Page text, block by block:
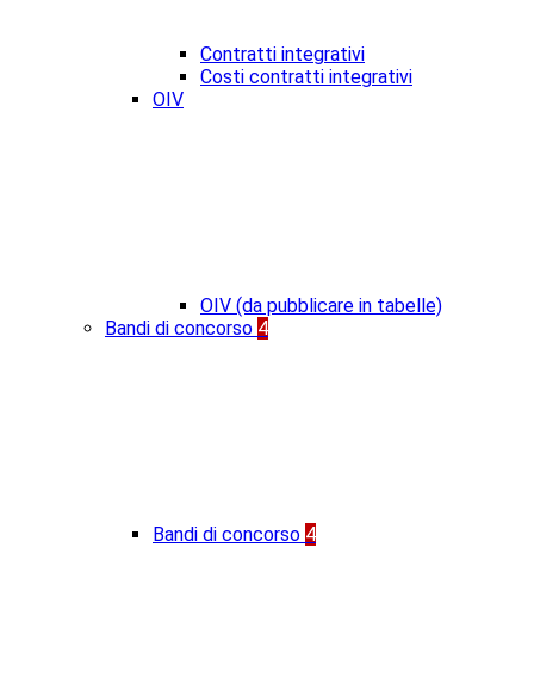
Contratti integrativi
Costi contratti integrativi
OIV
OIV (da pubblicare in tabelle)
Bandi di concorso 4
Bandi di concorso 4